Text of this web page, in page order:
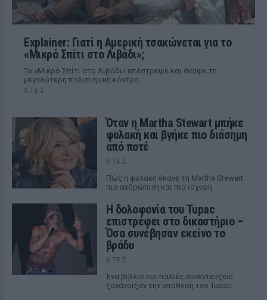
Explainer: Γιατί η Αμερική τσακώνεται για το
«Μικρό Σπίτι στο Λιβάδι»;
Το «Μικρό Σπίτι στο Λιβάδι» επέστρεψε και άναψε τη
μεγαλύτερη πολιτισμική κόντρα
ΧΤΕΣ
Όταν η Martha Stewart μπήκε
φυλακή και βγήκε πιο διάσημη
από ποτέ
ΧΤΕΣ
Πώς η φυλακή έκανε τη Martha Stewart
πιο ανθρώπινη και πιο ισχυρή
Η δολοφονία του Tupac
επιστρέφει στο δικαστήριο –
Όσα συνέβησαν εκείνο το
βράδυ
ΧΤΕΣ
Ένα βιβλίο και παλιές συνεντεύξεις
ξανάνοιξαν την υπόθεση του Tupac